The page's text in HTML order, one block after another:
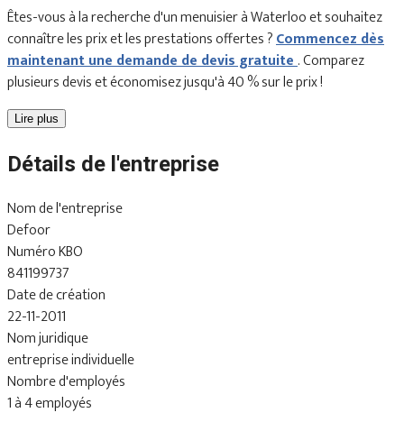
Êtes-vous à la recherche d'un menuisier à Waterloo et souhaitez
connaître les prix et les prestations offertes ?Commencez dès
maintenant une demande de devis gratuite. Comparez
plusieurs devis et économisez jusqu'à 40 % sur le prix !
Lire plus
Détails de l'entreprise
Nom de l'entreprise
Defoor
Numéro KBO
841199737
Date de création
22-11-2011
Nom juridique
entreprise individuelle
Nombre d'employés
1 à 4 employés